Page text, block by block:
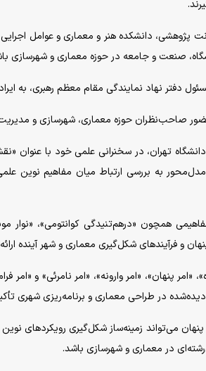
دانشکده هنر و معماری و عوامل اجرایی
صنعت و جامعه در حوزه معماری و شهرسازی
دفتر نهاد نمایندگی مقام معظم رهبری، به
صاحب‌نظران حوزه معماری، شهرسازی و
تهران، در سخنرانی علمی خود با عنوان
به بررسی ارتباط میان مفاهیم نوین
همچون «درهم‌تنیدگی کوانتومی»، «نوار
و فرآیند‌های شکل‌گیری معماری و شهر آینده
«امر پنهان»، «امر وارونه»، «امر نامرئی» و
در طراحی معماری و برنامه‌ریزی شهری
می‌تواند زمینه‌ساز شکل‌گیری رویکرد‌های
در معماری و شهرسازی باشد.